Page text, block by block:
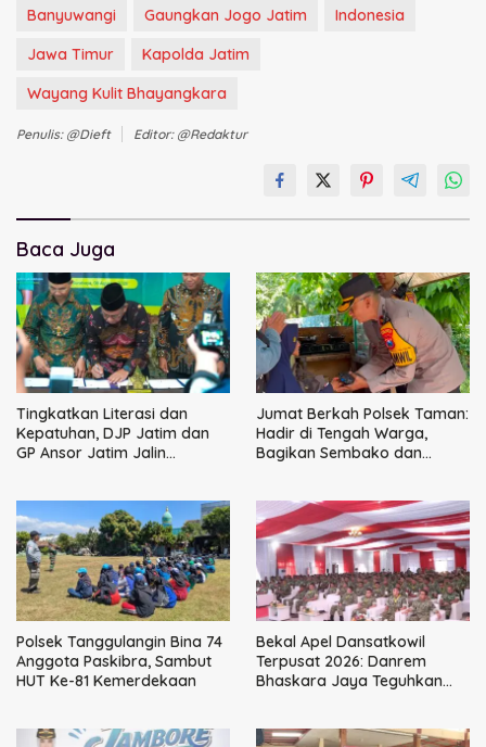
Banyuwangi Gaungkan Jogo Jatim
Indonesia
Jawa Timur
Kapolda Jatim
Wayang Kulit Bhayangkara
Penulis: @dieft Editor: @redaktur
Baca Juga
Tingkatkan Literasi dan
Kepatuhan, DJP Jatim dan
GP Ansor Jatim Jalin
Jumat Berkah Polsek Taman:
Hadir di Tengah Warga,
Bagikan Sembako dan
Polsek Tanggulangin Bina 74
Anggota Paskibra, Sambut
HUT Ke-81 Kemerdekaan
Bekal Apel Dansatkowil
Terpusat 2026: Danrem
Bhaskara Jaya Teguhkan